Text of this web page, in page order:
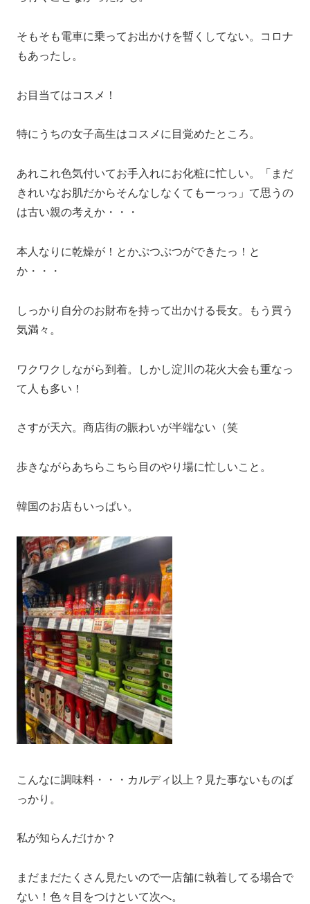
そもそも電車に乗ってお出かけを暫くしてない。コロナ
もあったし。
お目当てはコスメ！
特にうちの女子高生はコスメに目覚めたところ。
あれこれ色気付いてお手入れにお化粧に忙しい。「まだ
きれいなお肌だからそんなしなくてもーっっ」て思うの
は古い親の考えか・・・
本人なりに乾燥が！とかぷつぷつができたっ！と
か・・・
しっかり自分のお財布を持って出かける長女。もう買う
気満々。
ワクワクしながら到着。しかし淀川の花火大会も重なっ
て人も多い！
さすが天六。商店街の賑わいが半端ない（笑
歩きながらあちらこちら目のやり場に忙しいこと。
韓国のお店もいっぱい。
こんなに調味料・・・カルディ以上？見た事ないものば
っかり。
私が知らんだけか？
まだまだたくさん見たいので一店舗に執着してる場合で
ない！色々目をつけといて次へ。